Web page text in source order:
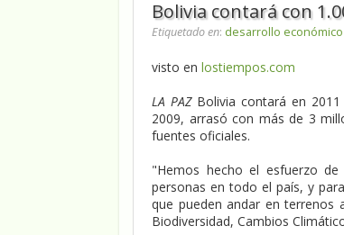
Bolivia contará con
Etiquetado en: desarrollo económico
visto en lostiempos.com
LA PAZBolivia contará en
2009, arrasó con más de 3
fuentes oficiales.
"Hemos hecho el esfuerzo
personas en todo el país, y
que pueden andar en terrenos
Biodiversidad, Cambios